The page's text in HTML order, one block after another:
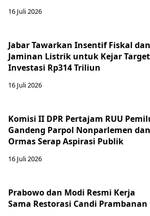
16 Juli 2026
Jabar Tawarkan Insentif Fiskal dan
Jaminan Listrik untuk Kejar Target
Investasi Rp314 Triliun
16 Juli 2026
Komisi II DPR Pertajam RUU
Gandeng Parpol Nonparlemen dan
Ormas Serap Aspirasi Publik
16 Juli 2026
Prabowo dan Modi Resmi Kerja
Sama Restorasi Candi Prambanan